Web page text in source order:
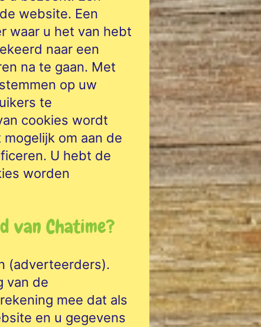
website. Een
waar u het van hebt
naar een
na te gaan. Met
op uw
te
cookies wordt
om aan de
U hebt de
worden
van Chatime?
(adverteerders).
van de
mee dat als
en u gegevens